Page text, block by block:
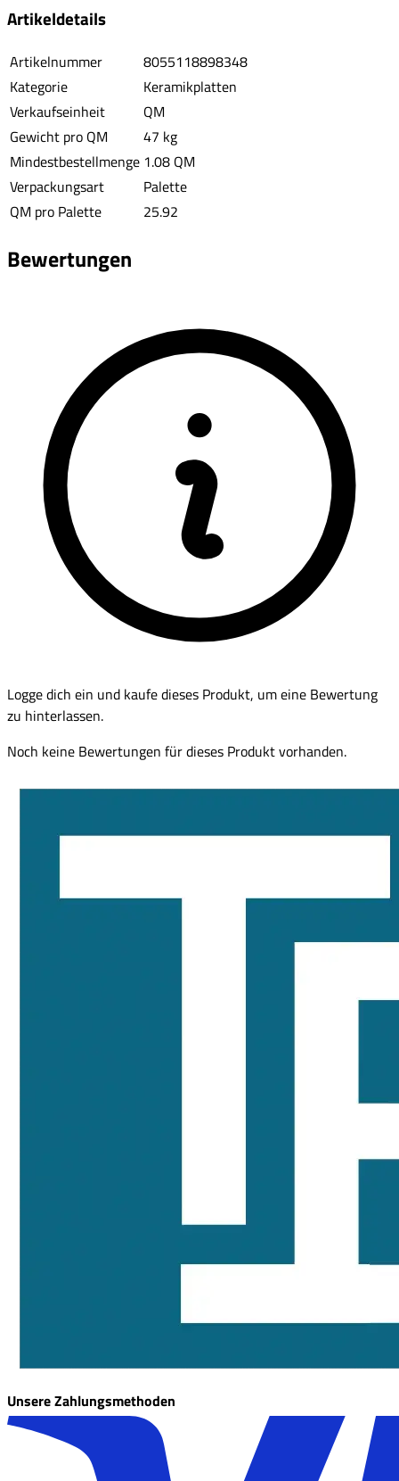
Artikeldetails
Artikelnummer
8055118898348
Kategorie
Keramikplatten
Verkaufseinheit
QM
Gewicht pro QM
47 kg
Mindestbestellmenge 1.08 QM
Verpackungsart
Palette
QM pro Palette
25.92
Bewertungen
Logge dich ein und kaufe dieses Produkt, um eine Bewertung
zu hinterlassen.
Noch keine Bewertungen für dieses Produkt vorhanden.
Unsere Zahlungsmethoden